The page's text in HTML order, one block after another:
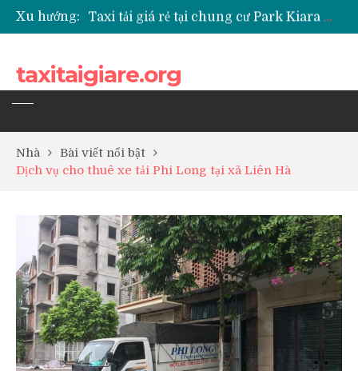
Xu hướng:
Taxi tải giá rẻ tại chung cư Park Kiara Hà Đông
Taxi tải giá rẻ tại chung cư Grande Park Phú Lãm
taxitaigiare.org
Nhà
Bài viết nổi bật
Dịch vụ cho thuê xe tải Phi Long tại xã Liên Hà